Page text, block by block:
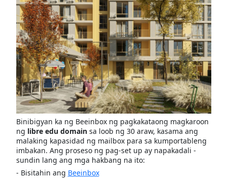
Binibigyan ka ng Beeinbox ng pagkakataong magkaroon
ng libre edu domainsa loob ng 30 araw, kasama ang
malaking kapasidad ng mailbox para sa kumportableng
imbakan. Ang proseso ng pag-set up ay napakadali -
sundin lang ang mga hakbang na ito:
- Bisitahin ang Beeinbox